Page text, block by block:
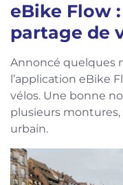
eBike Flow
partage de
Annoncé quelques
l’application eBike
vélos. Une bonne
plusieurs
urbain.